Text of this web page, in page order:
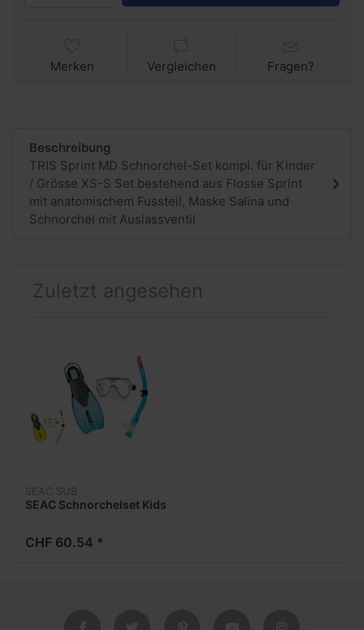
Merken Vergleichen Fragen?
Beschreibung
TRIS Sprint MD Schnorchel-Set kompl. für Kinder
/ Grösse XS-S Set bestehend aus Flosse Sprint
mit anatomischem Fussteil, Maske Salina und
Schnorchel mit Auslassventil
Zuletzt angesehen
SEAC SUB
SEAC Schnorchelset Kids
CHF 60.54 *